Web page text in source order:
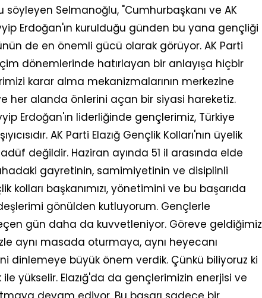
Selmanoğlu, "Cumhurbaşkanı ve AK
Erdoğan'ın kurulduğu günden bu yana gençliği
de en önemli gücü olarak görüyor. AK Parti
dönemlerinde hatırlayan bir anlayışa hiçbir
karar alma mekanizmalarının merkezine
her alanda önlerini açan bir siyasi hareketiz.
Erdoğan'ın liderliğinde gençlerimiz, Türkiye
AK Parti Elazığ Gençlik Kolları'nın üyelik
değildir. Haziran ayında 51 il arasında elde
gayretinin, samimiyetinin ve disiplinli
kolları başkanımızı, yönetimini ve bu başarıda
gönülden kutluyorum. Gençlerle
gün daha da kuvvetleniyor. Göreve geldiğimiz
aynı masada oturmaya, aynı heyecanı
dinlemeye büyük önem verdik. Çünkü biliyoruz ki
yükselir. Elazığ'da da gençlerimizin enerjisi ve